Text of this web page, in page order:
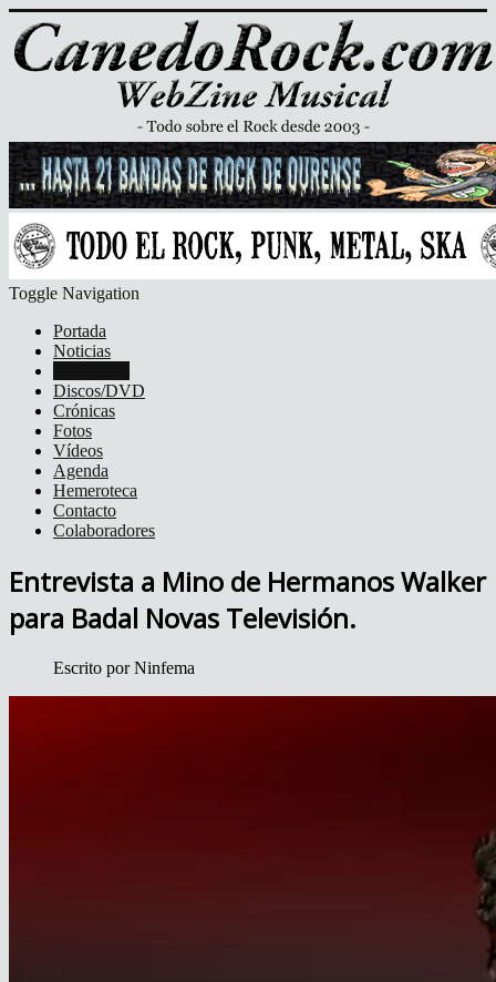
Toggle Navigation
Portada
Noticias
Discos/DVD
Crónicas
Fotos
Vídeos
Agenda
Hemeroteca
Contacto
Colaboradores
Entrevista a Mino de Hermanos Walker
para Badal Novas Televisión.
Escrito porNinfema